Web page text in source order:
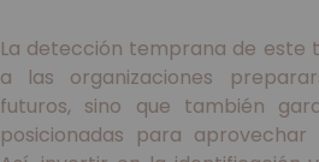
La detección temprana de este
a las organizaciones
futuros, sino que también
posicionadas para aprovechar